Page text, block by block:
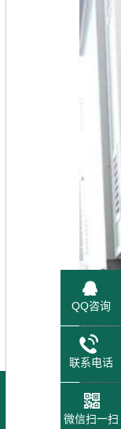
QQ咨询
联系电话
微信扫一扫